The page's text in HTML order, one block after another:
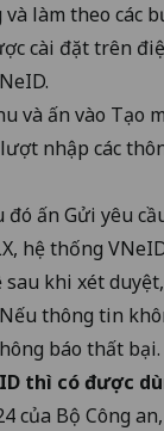
làm theo các
cài đặt trên
và ấn vào Tạo
nhập các
ấn Gửi yêu
hệ thống
khi xét
thông tin
báo thất bại.
thì có được
của Bộ Công